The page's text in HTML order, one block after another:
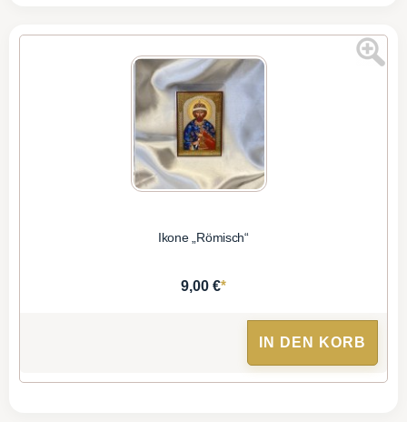
Ikone „Römisch“
9,00 €*
IN DEN KORB